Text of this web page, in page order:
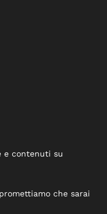
e contenuti su
che sarai